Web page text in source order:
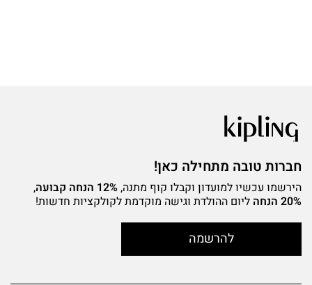
חברות טובה מתחילה כאן!
הירשמו עכשיו למועדון וקבלו קוף מתנה, 12% הנחה קבועה
,
20% הנחה
ליום ההולדת וגישה מוקדמת לקולקציות חדשות!
להרשמה